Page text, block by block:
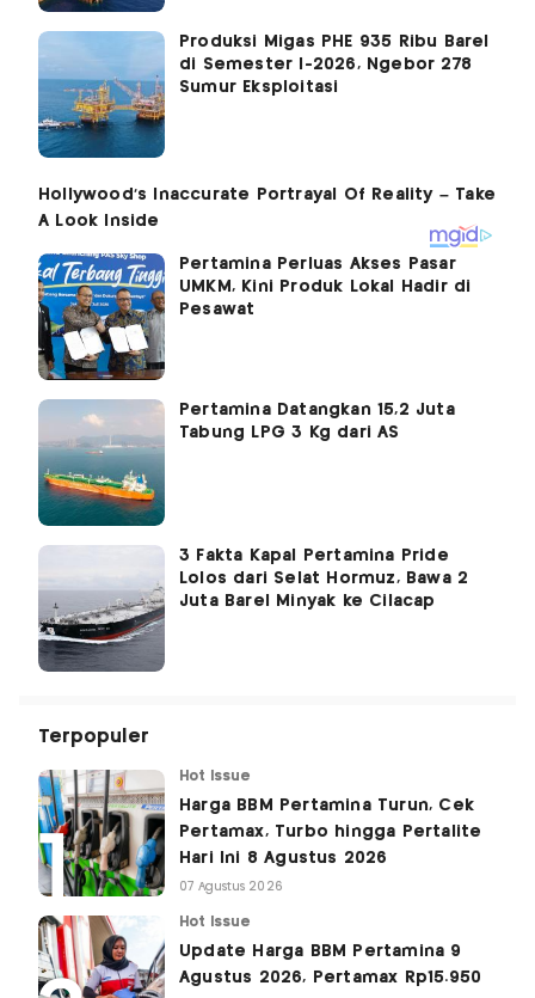
Produksi Migas PHE 935 Ribu Barel
di Semester I-2026, Ngebor 278
Sumur Eksploitasi
Pertamina Perluas Akses Pasar
UMKM, Kini Produk Lokal Hadir di
Pesawat
Pertamina Datangkan 15,2 Juta
Tabung LPG 3 Kg dari AS
3 Fakta Kapal Pertamina Pride
Lolos dari Selat Hormuz, Bawa 2
Juta Barel Minyak ke Cilacap
Terpopuler
Hot Issue
Harga BBM Pertamina Turun, Cek
Pertamax, Turbo hingga Pertalite
Hari Ini 8 Agustus 2026
07 Agustus 2026
Hot Issue
Update Harga BBM Pertamina 9
Agustus 2026, Pertamax Rp15.950